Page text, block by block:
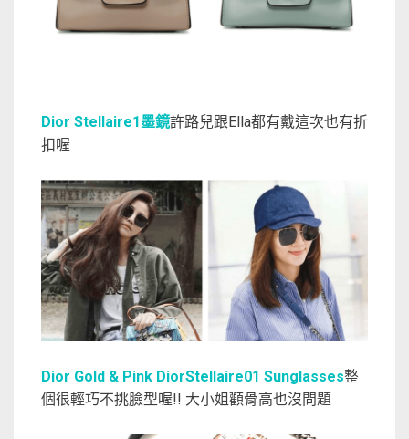
Dior Stellaire1墨鏡許路兒跟Ella都有戴這次也有折
扣喔
Dior Gold & Pink DiorStellaire01 Sunglasses整
個很輕巧不挑臉型喔!! 大小姐顴骨高也沒問題